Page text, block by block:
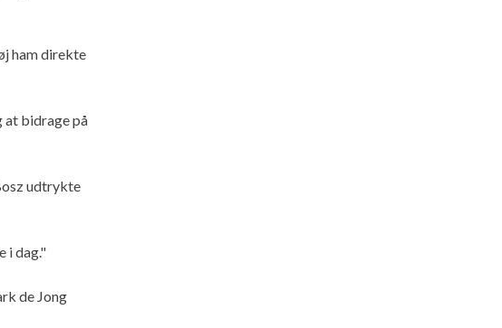
ham direkte
at bidrage på
udtrykte
i dag."
de Jong